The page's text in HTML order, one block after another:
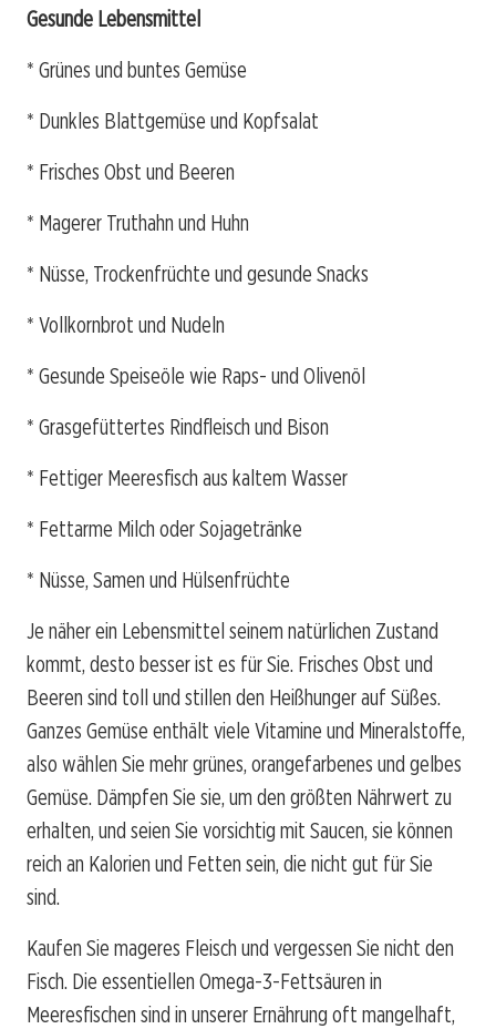
Gesunde Lebensmittel
* Grünes und buntes Gemüse
* Dunkles Blattgemüse und Kopfsalat
* Frisches Obst und Beeren
* Magerer Truthahn und Huhn
* Nüsse, Trockenfrüchte und gesunde Snacks
* Vollkornbrot und Nudeln
* Gesunde Speiseöle wie Raps- und Olivenöl
* Grasgefüttertes Rindfleisch und Bison
* Fettiger Meeresfisch aus kaltem Wasser
* Fettarme Milch oder Sojagetränke
* Nüsse, Samen und Hülsenfrüchte
Je näher ein Lebensmittel seinem natürlichen Zustand
kommt, desto besser ist es für Sie. Frisches Obst und
Beeren sind toll und stillen den Heißhunger auf Süßes.
Ganzes Gemüse enthält viele Vitamine und Mineralstoffe,
also wählen Sie mehr grünes, orangefarbenes und gelbes
Gemüse. Dämpfen Sie sie, um den größten Nährwert zu
erhalten, und seien Sie vorsichtig mit Saucen, sie können
reich an Kalorien und Fetten sein, die nicht gut für Sie
sind.
Kaufen Sie mageres Fleisch und vergessen Sie nicht den
Fisch. Die essentiellen Omega-3-Fettsäuren in
Meeresfischen sind in unserer Ernährung oft mangelhaft,